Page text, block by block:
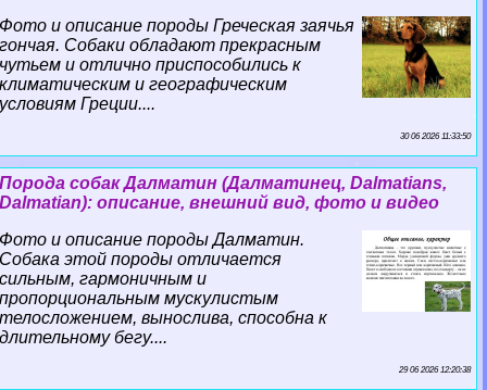
Фото и описание породы Греческая заячья
гончая. Собаки обладают прекрасным
чутьем и отлично приспособились к
климатическим и географическим
условиям Греции....
30 06 2026 11:33:50
Порода собак Далматин (Далматинец, Dalmatians,
Dalmatian): описание, внешний вид, фото и видео
Фото и описание породы Далматин.
Собака этой породы отличается
сильным, гармоничным и
пропорциональным мускулистым
телосложением, вынослива, способна к
длительному бегу....
29 06 2026 12:20:38